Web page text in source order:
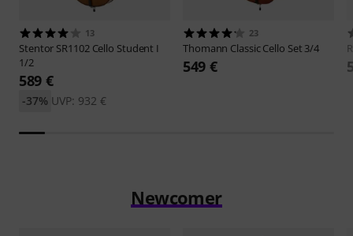
13
Stentor SR1102 Cello Student I
1/2
589 €
UVP: 932 €
-37%
23
Thomann Classic Cello Set 3/4
549 €
Newcomer